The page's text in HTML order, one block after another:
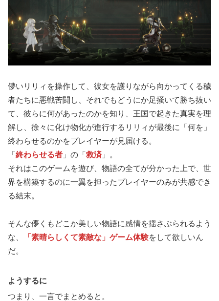
儚いリリィを操作して、彼女を護りながら向かってくる穢
者たちに悪戦苦闘し、それでもどうにか足掻いて勝ち抜い
て、彼らに何があったのかを知り、王国で起きた真実を理
解し、徐々に化け物化が進行するリリィが最後に「何を」
終わらせるのかをプレイヤーが見届ける。
「 終わらせる者 」の「救済 」。
それはこのゲームを遊び、物語の全てが分かった上で、世
界を構築するのに一翼を担ったプレイヤーのみが共感でき
る結末。
そんな儚くもどこか美しい物語に感情を揺さぶられるよう
な、
「素晴らしくて素敵な」ゲーム体験をして欲しいん
だ。
ようするに
つまり、一言でまとめると。